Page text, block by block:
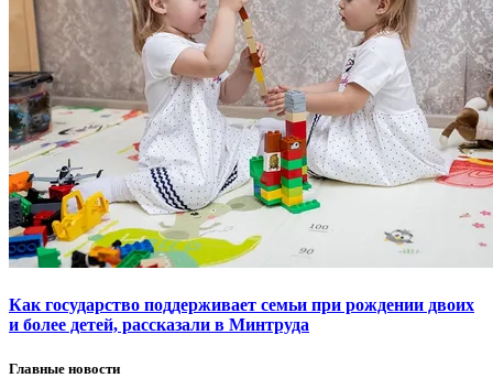
Как государство поддерживает семьи при рождении двоих
и более детей, рассказали в Минтруда
Главные новости